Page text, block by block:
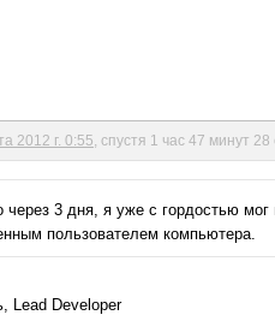
2012 г. 0:55 , спустя 1 час 47 минут 28
через 3 дня, я уже с гордостью мог
пользователем компьютера.
Lead Developer